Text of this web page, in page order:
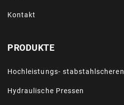
Kontakt
PRODUKTE
Hochleistungs- stabstahlscheren
Hydraulische Pressen